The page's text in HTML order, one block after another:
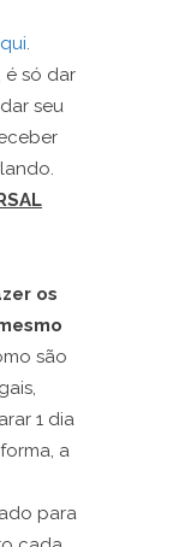
.
, é só dar
seu
os
são
1 dia
a
para